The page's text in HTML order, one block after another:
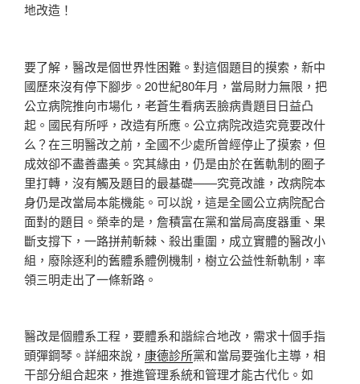
地改造！
要了解，醫改是個世界性困難。對這個題目的摸索，新中
國歷來沒有停下腳步。20世紀80年月，當局財力無限，把
公立病院推向市場化，老蒼生看病丟臉病貴題目日益凸
起。國民有所呼，改造有所應。公立病院改造究竟要改什
么？在三明醫改之前，全國不少處所曾經停止了摸索，但
成效卻不盡善盡美。究其緣由，仍是由於在舊軌制的圈子
里打轉，沒有觸及題目的最基礎——究竟改誰，改病院本
身仍是改當局本能機能。可以說，這是全國公立病院配合
面對的題目。榮幸的是，詹積富在黨和當局高度器重、果
斷支撐下，一路拼荊斬棘、殺出重圍，成立實體的醫改小
組，廢除逐利的舊體系體例機制，樹立公益性新軌制，率
領三明走出了一條新路。
醫改是個體系工程，要體系和諧綜合地改，需求十個手指
頭彈鋼琴。詳細來說， 康德診所黨和當局要強化主導，相
干部分組合起來，推進管理系統和管理才能古代化。如